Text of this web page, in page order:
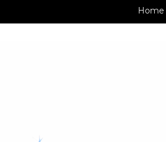
Home